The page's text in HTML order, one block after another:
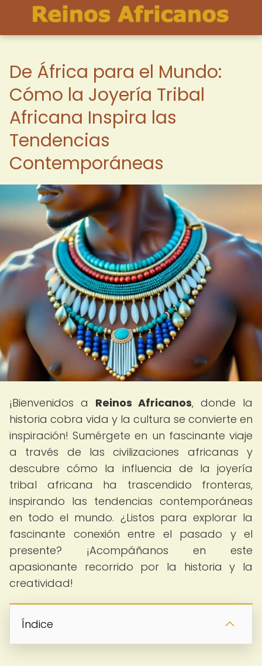
De África para el Mundo:
Cómo la Joyería Tribal
Africana Inspira las
Tendencias
Contemporáneas
¡Bienvenidos a Reinos Africanos, donde la
historia cobra vida y la cultura se convierte en
inspiración! Sumérgete en un fascinante viaje
a través de las civilizaciones africanas y
descubre cómo la influencia de la joyería
tribal africana ha trascendido fronteras,
inspirando las tendencias contemporáneas
en todo el mundo. ¿Listos para explorar la
fascinante conexión entre el pasado y el
presente? ¡Acompáñanos en este
apasionante recorrido por la historia y la
creatividad!
Índice